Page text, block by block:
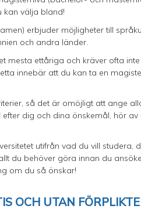
kan välja bland!
erbjuder möjligheter till
och andra länder.
mesta ettåriga och kräver ofta
innebär att du kan ta en
så det är omöjligt att ange
dig och dina önskemål, hör av
utifrån vad du vill studera,
du behöver göra innan du
om du så önskar!
OCH UTAN